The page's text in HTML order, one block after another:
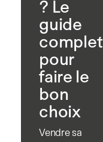
? Le
guide
complet
pour
faire le
bon
choix
Vendre sa